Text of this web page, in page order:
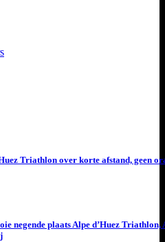
Triathlon over korte afstand, geen
negende plaats Alpe d’Huez Triathlon,